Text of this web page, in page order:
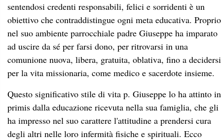
sentendosi credenti responsabili, felici e sorridenti è un
obiettivo che contraddistingue ogni meta educativa. Proprio
nel suo ambiente parrocchiale padre Giuseppe ha imparato
ad uscire da sé per farsi dono, per ritrovarsi in una
comunione nuova, libera, gratuita, oblativa, fino a decidersi
per la vita missionaria, come medico e sacerdote insieme.
Questo significativo stile di vita p. Giuseppe lo ha attinto in
primis dalla educazione ricevuta nella sua famiglia, che gli
ha impresso nel suo carattere l'attitudine a prendersi cura
degli altri nelle loro infermità fisiche e spirituali. Ecco